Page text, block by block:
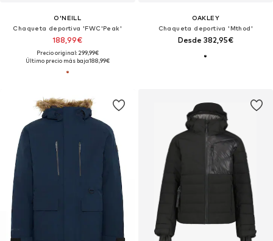
O'NEILL
Chaqueta deportiva 'FWC'Peak'
188,99€
Precio original: 299,99€
Último precio más bajo:188,99€
OAKLEY
Chaqueta deportiva 'Mthod'
Desde 382,95€